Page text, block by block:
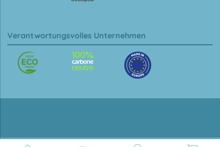
Verantwortungsvolles Unternehmen